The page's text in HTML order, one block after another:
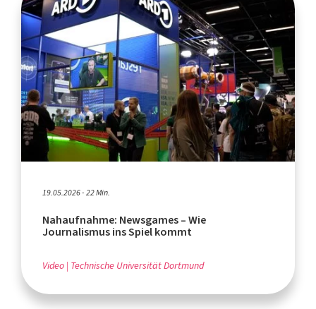
19.05.2026 - 22 Min.
Nahaufnahme: Newsgames – Wie
Journalismus ins Spiel kommt
Video Technische Universität Dortmund